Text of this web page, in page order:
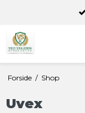
Forside / Shop
Uvex